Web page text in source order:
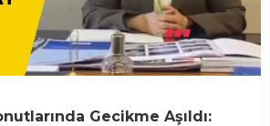
Gecikme Aşıldı: